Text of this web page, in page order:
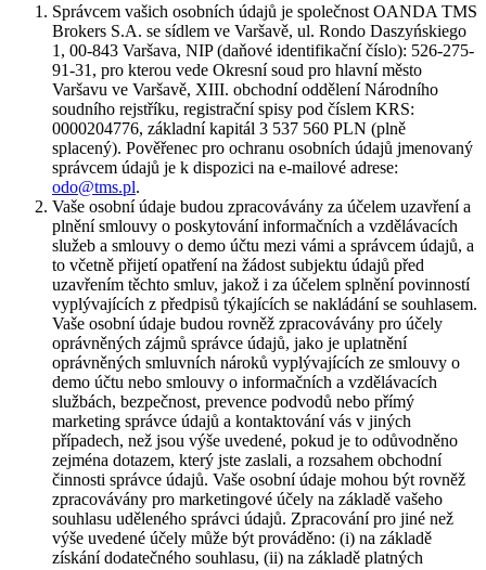
Správcem vašich osobních údajů je společnost OANDA TMS
Brokers S.A. se sídlem ve Varšavě, ul. Rondo Daszyńskiego
1, 00-843 Varšava, NIP (daňové identifikační číslo): 526-275-
91-31, pro kterou vede Okresní soud pro hlavní město
Varšavu ve Varšavě, XIII. obchodní oddělení Národního
soudního rejstříku, registrační spisy pod číslem KRS:
0000204776, základní kapitál 3 537 560 PLN (plně
splacený). Pověřenec pro ochranu osobních údajů jmenovaný
správcem údajů je k dispozici na e-mailové adrese:
odo@tms.pl.
Vaše osobní údaje budou zpracovávány za účelem uzavření a
plnění smlouvy o poskytování informačních a vzdělávacích
služeb a smlouvy o demo účtu mezi vámi a správcem údajů, a
to včetně přijetí opatření na žádost subjektu údajů před
uzavřením těchto smluv, jakož i za účelem splnění povinností
vyplývajících z předpisů týkajících se nakládání se souhlasem.
Vaše osobní údaje budou rovněž zpracovávány pro účely
oprávněných zájmů správce údajů, jako je uplatnění
oprávněných smluvních nároků vyplývajících ze smlouvy o
demo účtu nebo smlouvy o informačních a vzdělávacích
službách, bezpečnost, prevence podvodů nebo přímý
marketing správce údajů a kontaktování vás v jiných
případech, než jsou výše uvedené, pokud je to odůvodněno
zejména dotazem, který jste zaslali, a rozsahem obchodní
činnosti správce údajů. Vaše osobní údaje mohou být rovněž
zpracovávány pro marketingové účely na základě vašeho
souhlasu uděleného správci údajů. Zpracování pro jiné než
výše uvedené účely může být prováděno: (i) na základě
získání dodatečného souhlasu, (ii) na základě platných